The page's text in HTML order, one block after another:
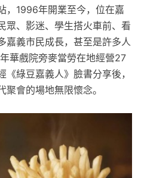
，1996年開業至今，位在嘉
眾、影迷、學生搭火車前、看
嘉義市民成長，甚至是許多人
華戲院旁麥當勞在地經營27
綠豆嘉義人》臉書分享後，
會的場地無限懷念。